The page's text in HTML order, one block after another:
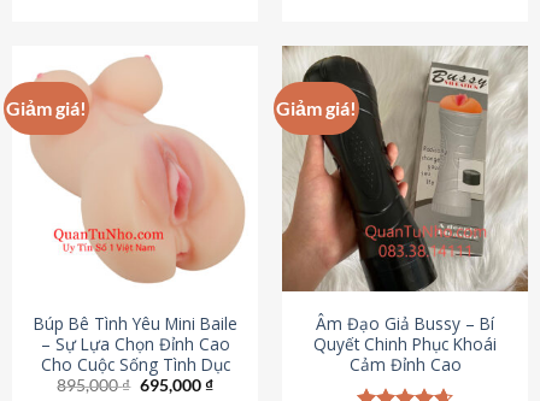
này
nhiều
biến
thể.
chọn
thể
chọn
trên
trang
Giảm giá!
Búp Bê Tình Yêu Mini Baile
– Sự Lựa Chọn Đỉnh Cao
Cho Cuộc Sống Tình Dục
895,000₫ Giá
695,000₫Giá
Giảm giá!
Âm Đạo Giả Bussy – Bí
Quyết Chinh Phục Khoái
Cảm Đỉnh Cao